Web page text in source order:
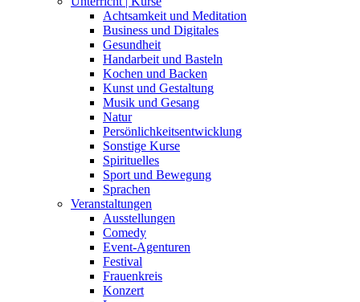
Achtsamkeit und Meditation
Business und Digitales
Gesundheit
Handarbeit und Basteln
Kochen und Backen
Kunst und Gestaltung
Musik und Gesang
Natur
Persönlichkeitsentwicklung
Sonstige Kurse
Spirituelles
Sport und Bewegung
Sprachen
Veranstaltungen
Ausstellungen
Comedy
Event-Agenturen
Festival
Frauenkreis
Konzert